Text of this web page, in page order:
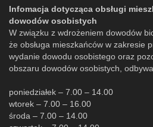
Infomacja dotycząca obsługi
dowodów osobistych
W związku z wdrożeniem dowodów
że obsługa mieszkańców w zakresie
wydanie dowodu osobistego oraz
obszaru dowodów osobistych,
poniedziałek – 7.00 – 14.00
wtorek – 7.00 – 16.00
środa – 7.00 – 14.00